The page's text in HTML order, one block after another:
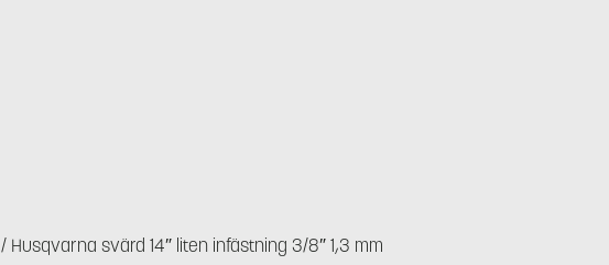
/ Husqvarna svärd 14″ liten infästning 3/8″ 1,3 mm